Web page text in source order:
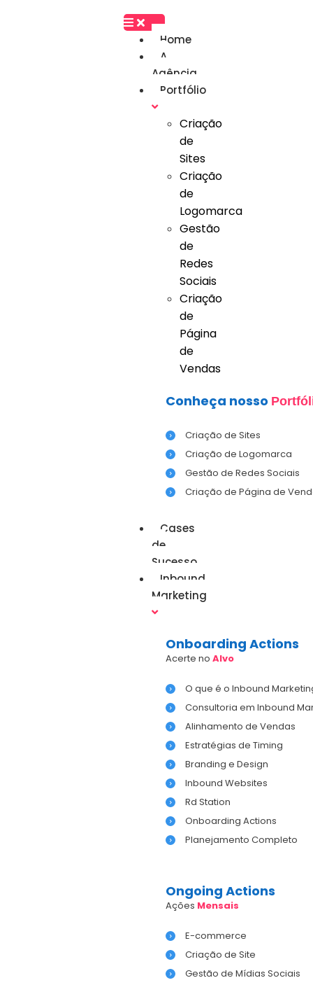
Home
A
Agência
Portfólio
Criação
de
Sites
Criação
de
Logomarca
Gestão
de
Redes
Sociais
Criação
de
Página
de
Vendas
Conheça nosso
Criação de Sites
Criação de Logomarca
Gestão de Redes Sociais
Criação de Página de
Cases
de
Sucesso
Inbound
Marketing
Onboarding Actions
Acerte noAlvo
O que é o Inbound
Consultoria em Inbound
Alinhamento de Vendas
Estratégias de Timing
Branding e Design
Inbound Websites
Rd Station
Onboarding Actions
Planejamento Completo
Ongoing Actions
Ações Mensais
E-commerce
Criação de Site
Gestão de Mídias Sociais